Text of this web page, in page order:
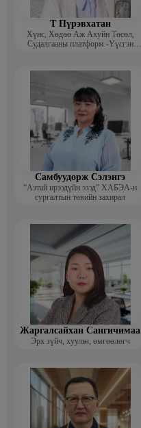
Т Пүрэвхатан
Хүнс, Хөдөө Аж Ахуйн Төсөл,
Судалгааны платформ -Үүсгэн
Самбуудорж Сэлэнгэ
“Азтай ирээдүйн эзэд” ХАБЭА-н
сургалтын төвийн захирал
Жаргалсайхан Сангичимаа
Эрх зүйч, хуульч, өмгөөлөгч